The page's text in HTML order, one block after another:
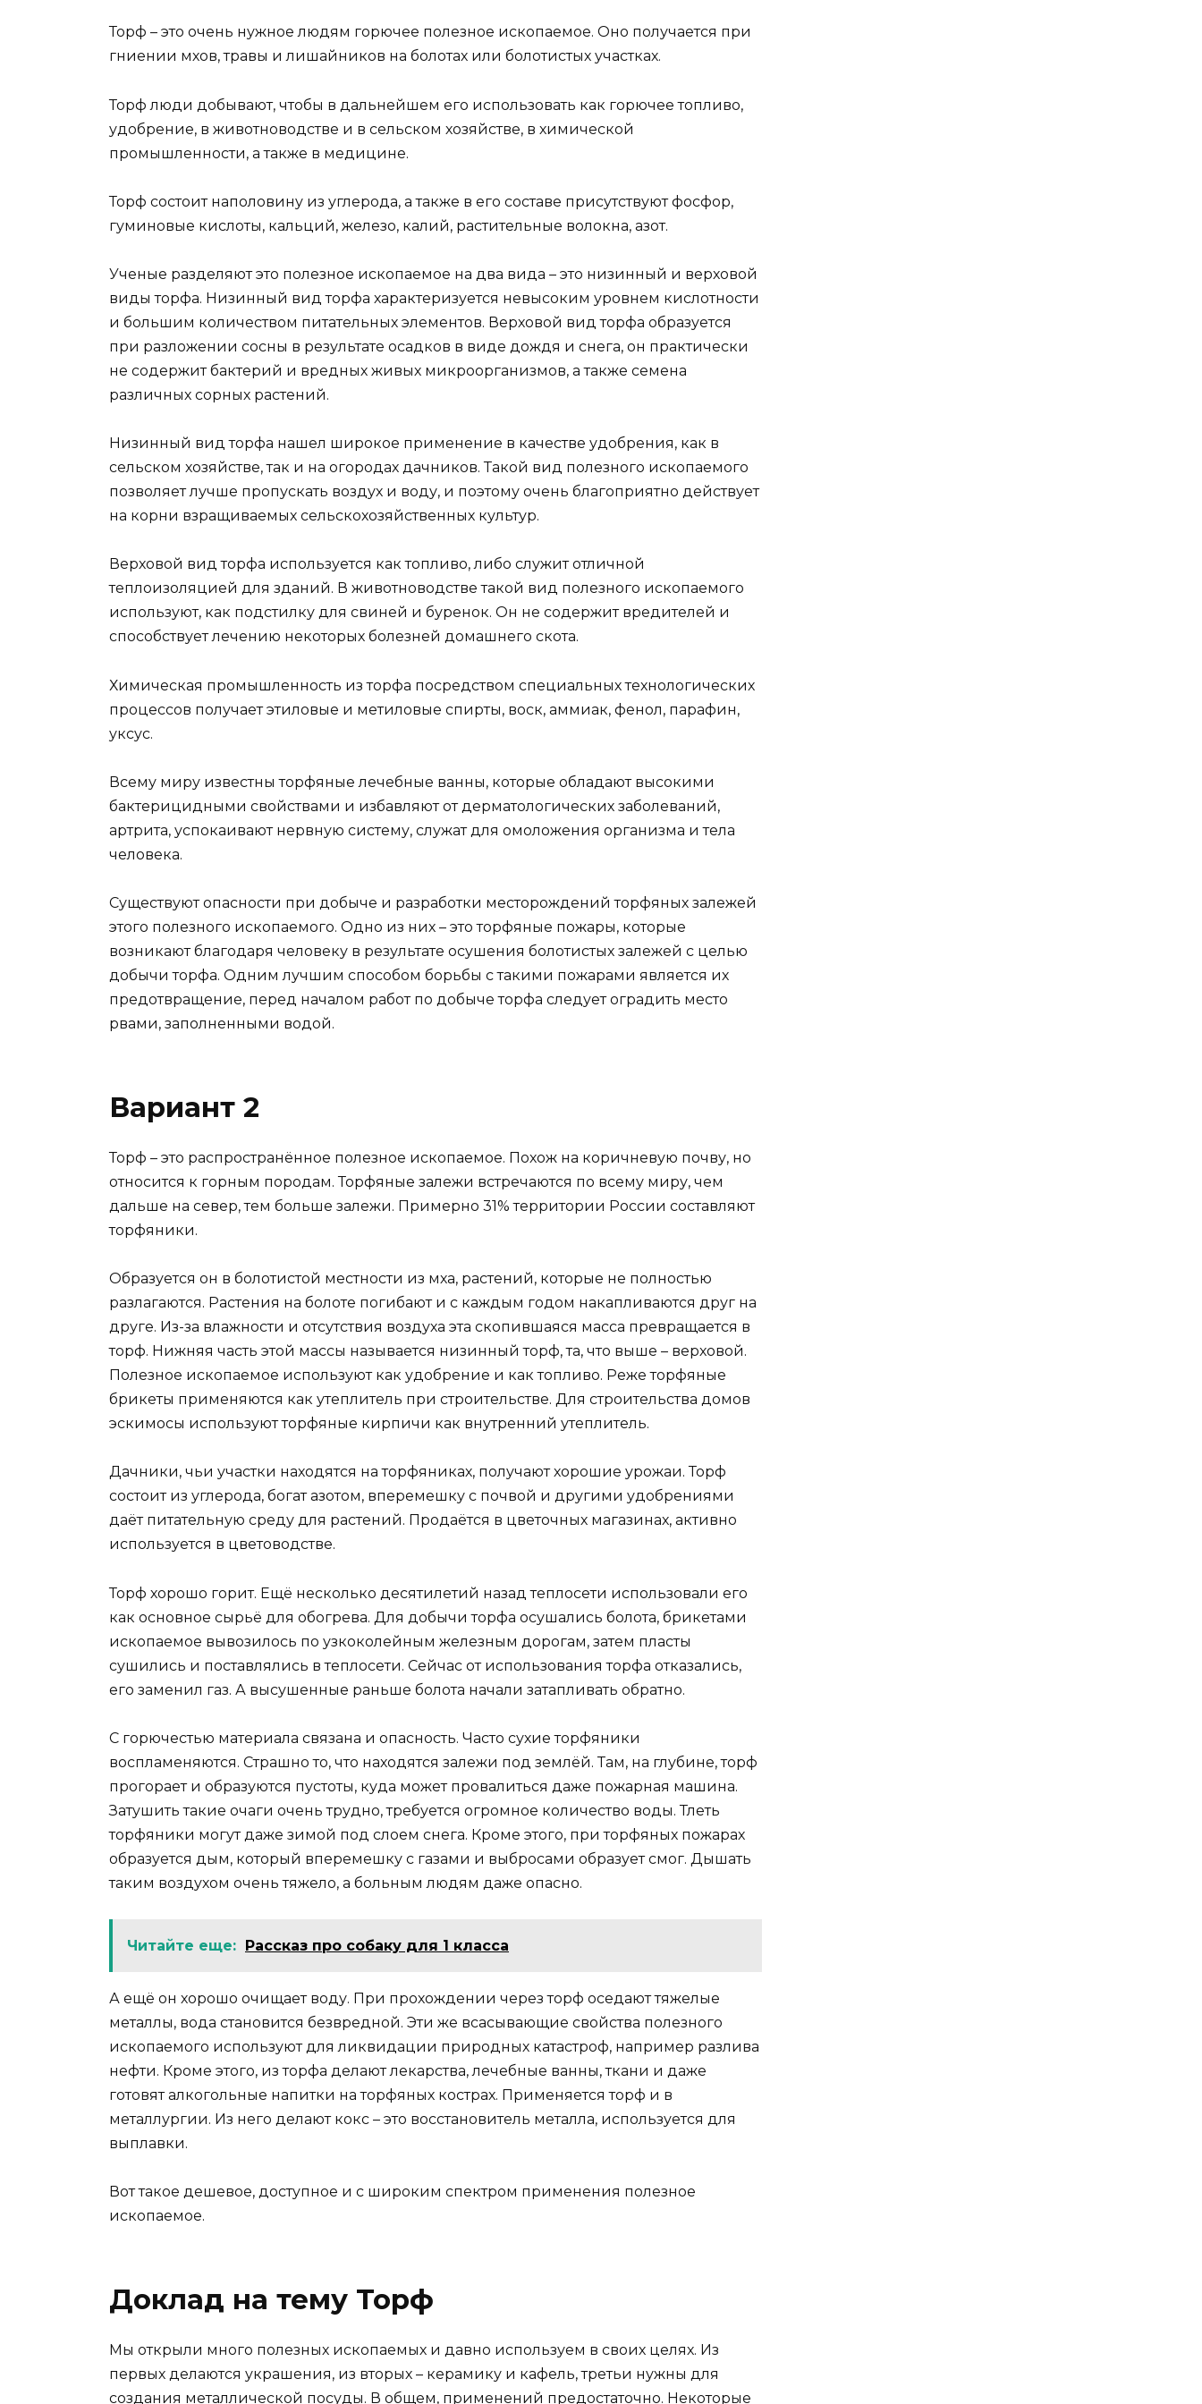
Торф – это очень нужное людям горючее полезное ископаемое. Оно получается при
гниении мхов, травы и лишайников на болотах или болотистых участках.
Торф люди добывают, чтобы в дальнейшем его использовать как горючее топливо,
удобрение, в животноводстве и в сельском хозяйстве, в химической
промышленности, а также в медицине.
Торф состоит наполовину из углерода, а также в его составе присутствуют фосфор,
гуминовые кислоты, кальций, железо, калий, растительные волокна, азот.
Ученые разделяют это полезное ископаемое на два вида – это низинный и верховой
виды торфа. Низинный вид торфа характеризуется невысоким уровнем кислотности
и большим количеством питательных элементов. Верховой вид торфа образуется
при разложении сосны в результате осадков в виде дождя и снега, он практически
не содержит бактерий и вредных живых микроорганизмов, а также семена
различных сорных растений.
Низинный вид торфа нашел широкое применение в качестве удобрения, как в
сельском хозяйстве, так и на огородах дачников. Такой вид полезного ископаемого
позволяет лучше пропускать воздух и воду, и поэтому очень благоприятно действует
на корни взращиваемых сельскохозяйственных культур.
Верховой вид торфа используется как топливо, либо служит отличной
теплоизоляцией для зданий. В животноводстве такой вид полезного ископаемого
используют, как подстилку для свиней и буренок. Он не содержит вредителей и
способствует лечению некоторых болезней домашнего скота.
Химическая промышленность из торфа посредством специальных технологических
процессов получает этиловые и метиловые спирты, воск, аммиак, фенол, парафин,
уксус.
Всему миру известны торфяные лечебные ванны, которые обладают высокими
бактерицидными свойствами и избавляют от дерматологических заболеваний,
артрита, успокаивают нервную систему, служат для омоложения организма и тела
человека.
Существуют опасности при добыче и разработки месторождений торфяных залежей
этого полезного ископаемого. Одно из них – это торфяные пожары, которые
возникают благодаря человеку в результате осушения болотистых залежей с целью
добычи торфа. Одним лучшим способом борьбы с такими пожарами является их
предотвращение, перед началом работ по добыче торфа следует оградить место
рвами, заполненными водой.
Вариант 2
Торф – это распространённое полезное ископаемое. Похож на коричневую почву, но
относится к горным породам. Торфяные залежи встречаются по всему миру, чем
дальше на север, тем больше залежи. Примерно 31% территории России составляют
торфяники.
Образуется он в болотистой местности из мха, растений, которые не полностью
разлагаются. Растения на болоте погибают и с каждым годом накапливаются друг на
друге. Из-за влажности и отсутствия воздуха эта скопившаяся масса превращается в
торф. Нижняя часть этой массы называется низинный торф, та, что выше – верховой.
Полезное ископаемое используют как удобрение и как топливо. Реже торфяные
брикеты применяются как утеплитель при строительстве. Для строительства домов
эскимосы используют торфяные кирпичи как внутренний утеплитель.
Дачники, чьи участки находятся на торфяниках, получают хорошие урожаи. Торф
состоит из углерода, богат азотом, вперемешку с почвой и другими удобрениями
даёт питательную среду для растений. Продаётся в цветочных магазинах, активно
используется в цветоводстве.
Торф хорошо горит. Ещё несколько десятилетий назад теплосети использовали его
как основное сырьё для обогрева. Для добычи торфа осушались болота, брикетами
ископаемое вывозилось по узкоколейным железным дорогам, затем пласты
сушились и поставлялись в теплосети. Сейчас от использования торфа отказались,
его заменил газ. А высушенные раньше болота начали затапливать обратно.
С горючестью материала связана и опасность. Часто сухие торфяники
воспламеняются. Страшно то, что находятся залежи под землёй. Там, на глубине, торф
прогорает и образуются пустоты, куда может провалиться даже пожарная машина.
Затушить такие очаги очень трудно, требуется огромное количество воды. Тлеть
торфяники могут даже зимой под слоем снега. Кроме этого, при торфяных пожарах
образуется дым, который вперемешку с газами и выбросами образует смог. Дышать
таким воздухом очень тяжело, а больным людям даже опасно.
Читайте еще: Рассказ про собаку для 1 класса
А ещё он хорошо очищает воду. При прохождении через торф оседают тяжелые
металлы, вода становится безвредной. Эти же всасывающие свойства полезного
ископаемого используют для ликвидации природных катастроф, например разлива
нефти. Кроме этого, из торфа делают лекарства, лечебные ванны, ткани и даже
готовят алкогольные напитки на торфяных кострах. Применяется торф и в
металлургии. Из него делают кокс – это восстановитель металла, используется для
выплавки.
Вот такое дешевое, доступное и с широким спектром применения полезное
ископаемое.
Доклад на тему Торф
Мы открыли много полезных ископаемых и давно используем в своих целях. Из
первых делаются украшения, из вторых – керамику и кафель, третьи нужны для
создания металлической посуды. В общем, применений предостаточно. Некоторые